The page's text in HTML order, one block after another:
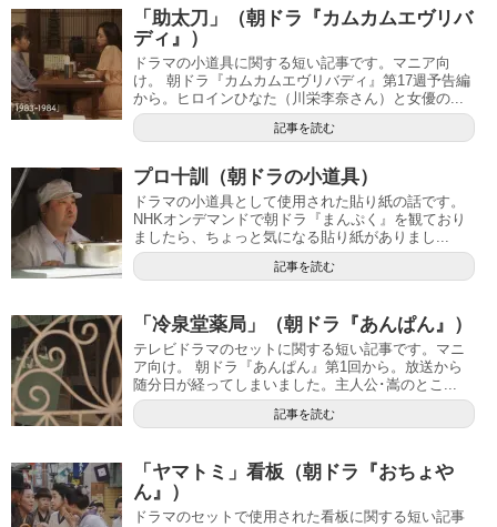
「助太刀」（朝ドラ『カムカムエヴリバ
ディ』）
ドラマの小道具に関する短い記事です。マニア向
け。 朝ドラ『カムカムエヴリバディ』第17週予告編
から。ヒロインひなた（川栄李奈さん）と女優の...
記事を読む
プロ十訓（朝ドラの小道具）
ドラマの小道具として使用された貼り紙の話です。
NHKオンデマンドで朝ドラ『まんぷく』を観ており
ましたら、ちょっと気になる貼り紙がありまし...
記事を読む
「冷泉堂薬局」（朝ドラ『あんぱん』）
テレビドラマのセットに関する短い記事です。マニ
ア向け。 朝ドラ『あんぱん』第1回から。放送から
随分日が経ってしまいました。主人公･嵩のとこ...
記事を読む
「ヤマトミ」看板（朝ドラ『おちょや
ん』）
ドラマのセットで使用された看板に関する短い記事